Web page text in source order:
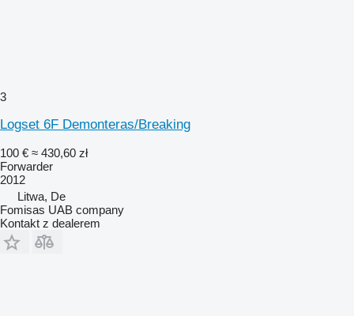
3
Logset 6F Demonteras/Breaking
100 € ≈ 430,60 zł
Forwarder
2012
Litwa, De
Fomisas UAB company
Kontakt z dealerem